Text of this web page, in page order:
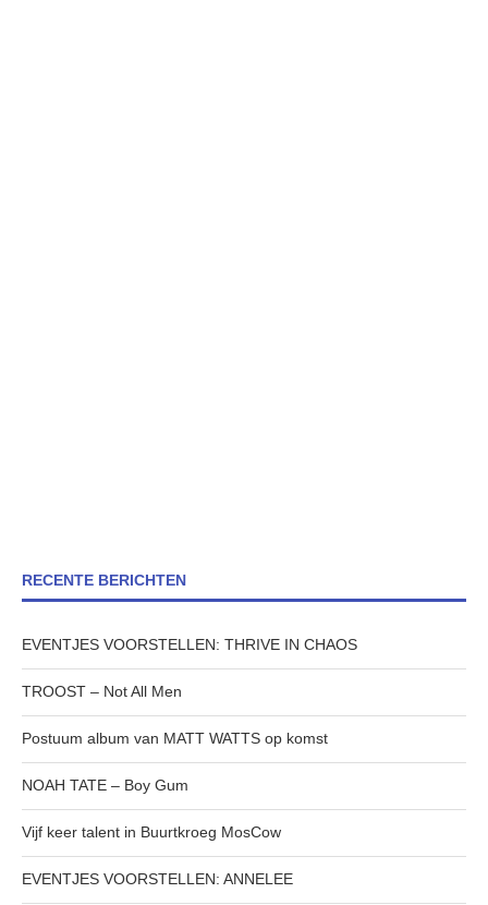
RECENTE BERICHTEN
EVENTJES VOORSTELLEN: THRIVE IN CHAOS
TROOST – Not All Men
Postuum album van MATT WATTS op komst
NOAH TATE – Boy Gum
Vijf keer talent in Buurtkroeg MosCow
EVENTJES VOORSTELLEN: ANNELEE